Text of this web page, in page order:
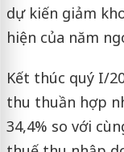
dự kiến giảm
hiện của năm
Kết thúc quý I/
thu thuần hợp
34,4% so với